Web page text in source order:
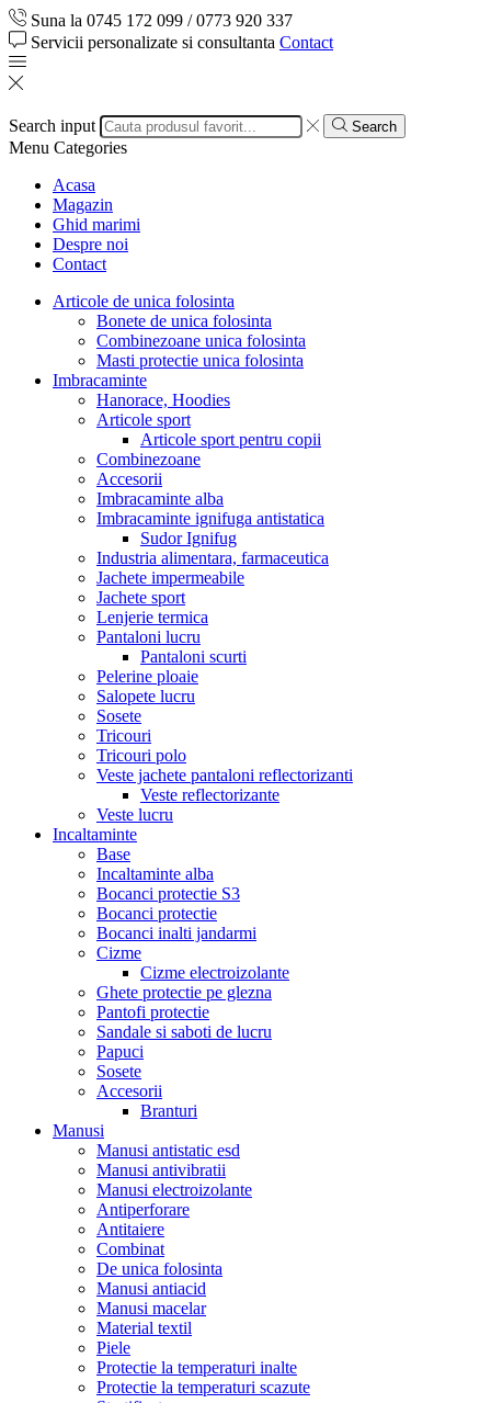
Suna la 0745 172 099 / 0773 920 337
Servicii personalizate si consultanta Contact
Search input Search
Menu Categories
Acasa
Magazin
Ghid marimi
Despre noi
Contact
Articole de unica folosinta
Bonete de unica folosinta
Combinezoane unica folosinta
Masti protectie unica folosinta
Imbracaminte
Hanorace, Hoodies
Articole sport
Articole sport pentru copii
Combinezoane
Accesorii
Imbracaminte alba
Imbracaminte ignifuga antistatica
Sudor Ignifug
Industria alimentara, farmaceutica
Jachete impermeabile
Jachete sport
Lenjerie termica
Pantaloni lucru
Pantaloni scurti
Pelerine ploaie
Salopete lucru
Sosete
Tricouri
Tricouri polo
Veste jachete pantaloni reflectorizanti
Veste reflectorizante
Veste lucru
Incaltaminte
Base
Incaltaminte alba
Bocanci protectie S3
Bocanci protectie
Bocanci inalti jandarmi
Cizme
Cizme electroizolante
Ghete protectie pe glezna
Pantofi protectie
Sandale si saboti de lucru
Papuci
Sosete
Accesorii
Branturi
Manusi
Manusi antistatic esd
Manusi antivibratii
Manusi electroizolante
Antiperforare
Antitaiere
Combinat
De unica folosinta
Manusi antiacid
Manusi macelar
Material textil
Piele
Protectie la temperaturi inalte
Protectie la temperaturi scazute